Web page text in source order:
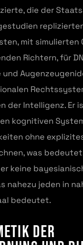
die der
mit simulierten
Richtern, für
und
der Intelligenz. Er
kognitiven
ohne
was
keine
nahezu jeden in
bedeutet.
der